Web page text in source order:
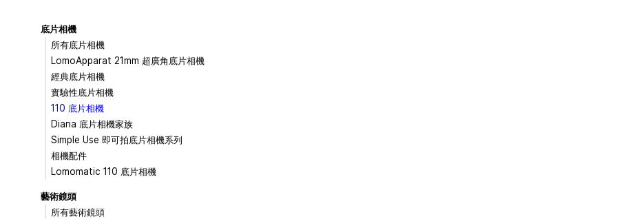
底片相機
所有底片相機
LomoApparat 21mm 超廣角底片相機
經典底片相機
實驗性底片相機
110 底片相機
Diana 底片相機家族
Simple Use 即可拍底片相機系列
相機配件
Lomomatic 110 底片相機
藝術鏡頭
所有藝術鏡頭